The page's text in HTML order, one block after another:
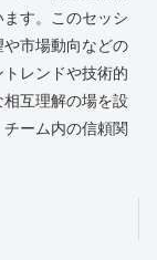
す。このセッシ
市場動向などの
レンドや技術的
互理解の場を設
ーム内の信頼関